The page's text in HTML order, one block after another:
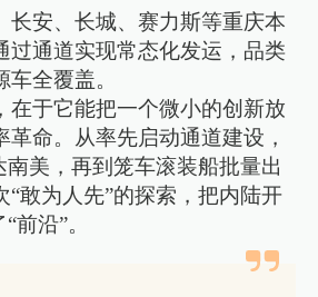
长安、长城、赛力斯等重庆本
过通道实现常态化发运，品类
全覆盖。
在于它能把一个微小的创新放
革命。从率先启动通道建设，
南美，再到笼车滚装船批量出
“敢为人先”的探索，把内陆开
前沿”。